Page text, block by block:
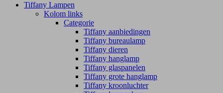
Tiffany Lampen
Kolom links
Categorie
Tiffany aanbiedingen
Tiffany bureaulamp
Tiffany dieren
Tiffany hanglamp
Tiffany glaspanelen
Tiffany grote hanglamp
Tiffany kroonluchter